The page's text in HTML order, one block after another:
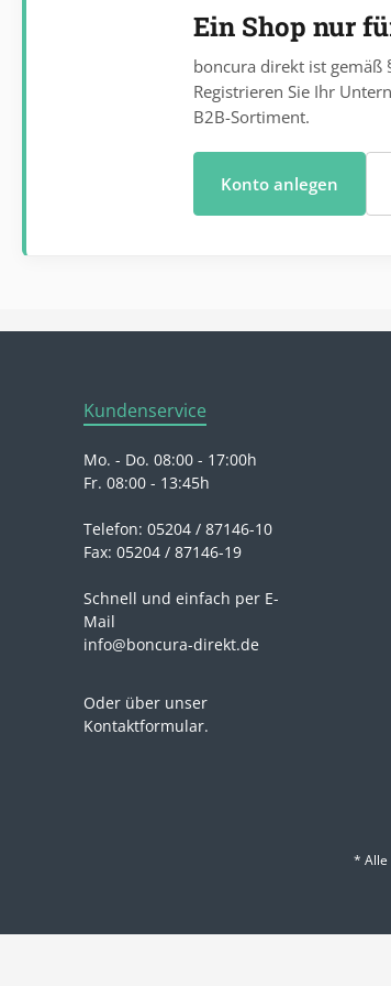
Ein Shop nur
boncura direkt ist gemäß
Registrieren Sie Ihr
B2B-Sortiment.
Konto anlegen
Kundenservice
Mo. - Do. 08:00 - 17:00h
Fr. 08:00 - 13:45h
Telefon: 05204 / 87146-10
Fax: 05204 / 87146-19
Schnell und einfach per E-
Mail
info@boncura-direkt.de
Oder über unser
Kontaktformular.
* Alle